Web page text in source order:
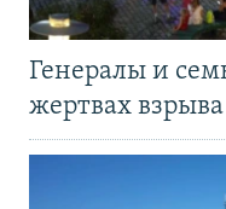
Генералы и
жертвах